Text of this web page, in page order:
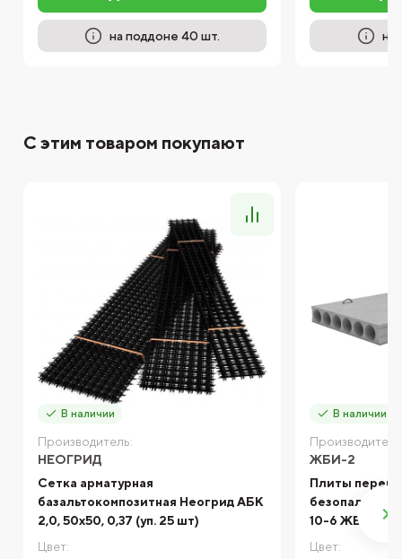
на поддоне 40 шт. на
С этим товаром покупают
В наличии
Производитель:
НЕОГРИД
Сетка арматурная
базальтокомпозитная Неогрид АБК
2,0, 50х50, 0,37 (уп. 25 шт)
Цвет:
В наличии
ЖБИ-2
Плиты
10-6 ЖБИ-2
Цвет: